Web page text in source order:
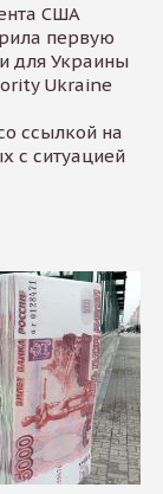
США
первую
для Украины
Ukraine
ссылкой на
с ситуацией